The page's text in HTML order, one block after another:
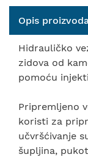
Opis
Hidrauličko
zidova od
pomoću
Pripremljeno
koristi za
učvršćivanje
šupljina,